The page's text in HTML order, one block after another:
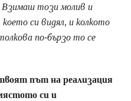
Взимаш този молив и
си видял, и колкото
по-бързо то се
път на реализация
си и